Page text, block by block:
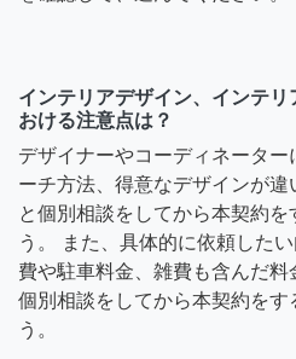
インテリアデザイン、インテ
おける注意点は？
デザイナーやコーディネーター
ーチ方法、得意なデザインが違
と個別相談をしてから本契約を
う。 また、具体的に依頼した
費や駐車料金、雑費も含んだ料
個別相談をしてから本契約をす
う。